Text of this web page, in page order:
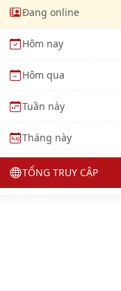
Đang online
Hôm nay
Hôm qua
Tuần này
Tháng này
TỔNG TRUY CẬP